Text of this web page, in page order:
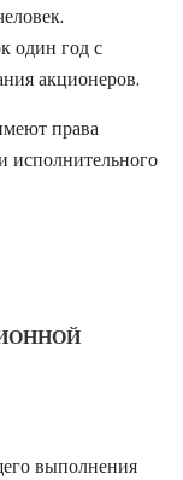
один год с
акционеров.
права
исполнительного
выполнения